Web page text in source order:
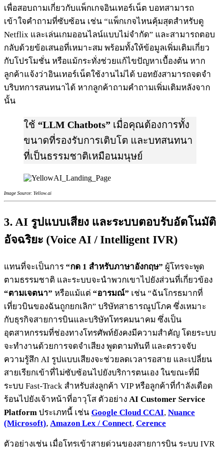
เพื่อสอบถามเกี่ยวกับแพ็กเกจอินเทอร์เน็ต บอทสามารถ
เข้าใจคำถามที่ซับซ้อน เช่น “แพ็กเกจไหนคุ้มสุดสำหรับดู
Netflix และเล่นเกมออนไลน์แบบไม่จำกัด” และสามารถตอบ
กลับด้วยข้อเสนอที่เหมาะสม พร้อมทั้งให้ข้อมูลเพิ่มเติมเกี่ยว
กับโปรโมชั่น หรือแม้กระทั่งช่วยแก้ไขปัญหาเบื้องต้น หาก
ลูกค้าแจ้งว่าอินเทอร์เน็ตใช้งานไม่ได้ บอทยังสามารถจดจำ
บริบทการสนทนาได้ หากลูกค้าถามคำถามเพิ่มเติมหลังจาก
นั้น
ใช้ “LLM Chatbots” เมื่อคุณต้องการทั้ง
ขนาดที่รองรับการเติบโต และบทสนทนา
ที่เป็นธรรมชาติเหมือนมนุษย์
Image Source: Yellow.ai
3. AI รูปแบบเสียง และระบบตอบรับอัตโนมัติ
อัจฉริยะ (Voice AI / Intelligent IVR)
แทนที่จะเป็นการ “กด 1 สำหรับภาษาอังกฤษ” ผู้โทรจะพูด
ตามธรรมชาติ และระบบจะนำพวกเขาไปยังส่วนที่เกี่ยวข้อง
“ตามเจตนา” หรือแม้แต่ “อารมณ์” เช่น “ฉันโกรธมากที่
เที่ยวบินของฉันถูกยกเลิก” บริษัทสาธารณูปโภค ซึ่งเหมาะ
กับธุรกิจสายการบินและบริษัทโทรคมนาคม ซึ่งเป็น
อุตสาหกรรมที่ช่องทางโทรศัพท์ยังคงมีความสำคัญ โดยระบบ
จะทำงานด้วยการจดจำเสียง พูดตามทันที และตรวจจับ
ความรู้สึก AI รูปแบบเสียงจะช่วยลดเวลารอสาย และเปลี่ยน
สายเรียกเข้าที่ไม่ซับซ้อนไปยังบริการตนเอง ในขณะที่มี
ระบบ Fast-Track สำหรับส่งลูกค้า VIP หรือลูกค้าที่กำลังเดือด
ร้อนไปยังเจ้าหน้าที่อาวุโส ตัวอย่าง AI Customer Service
Platform ประเภทนี้ เช่น Google Cloud CCAI, Nuance
(Microsoft), Amazon Lex / Connect, Cerence
ตัวอย่างเช่น เมื่อโทรเข้าสายด่วนของสายการบิน ระบบ IVR